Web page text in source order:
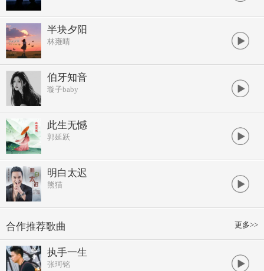
半块夕阳
林雍晴
伯牙知音
璇子baby
此生无憾
郭延跃
明白太迟
熊猫
更多>>
合作推荐歌曲
执手一生
张珂铭